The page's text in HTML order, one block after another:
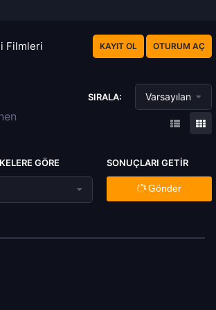
Filmleri KAYIT OL OTURUM AÇ
SIRALA: Varsayılan
GÖRE SONUÇLARI GETIR
Gönder